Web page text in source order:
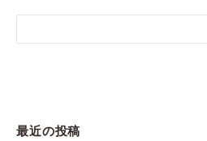
最近の投稿